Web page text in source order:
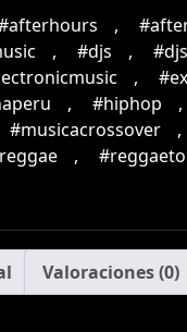
,
, #djs ,
,
, #hiphop ,
#musicacrossover ,
,
Valoraciones (0)